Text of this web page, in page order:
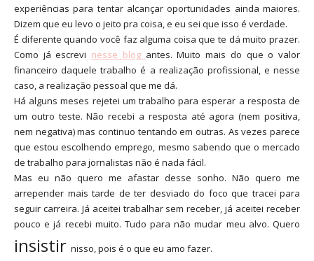
experiências para tentar alcançar oportunidades ainda maiores.
Dizem que eu levo o jeito pra coisa, e eu sei que isso é verdade.
É diferente quando você faz alguma coisa que te dá muito prazer.
Como já escrevi nesse blog antes. Muito mais do que o valor
financeiro daquele trabalho é a realização profissional, e nesse
caso, a realização pessoal que me dá.
Há alguns meses rejetei um trabalho para esperar a resposta de
um outro teste. Não recebi a resposta até agora (nem positiva,
nem negativa) mas continuo tentando em outras. As vezes parece
que estou escolhendo emprego, mesmo sabendo que o mercado
de trabalho para jornalistas não é nada fácil.
Mas eu não quero me afastar desse sonho. Não quero me
arrepender mais tarde de ter desviado do foco que tracei para
seguir carreira. Já aceitei trabalhar sem receber, já aceitei receber
pouco e já recebi muito. Tudo para não mudar meu alvo. Quero
insistir nisso, pois é o que eu amo fazer.